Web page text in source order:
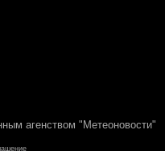
агенством "Метеоновости"